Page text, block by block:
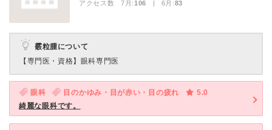
アクセス数 7月:106 | 6月:83
霰粒腫について
【専門医・資格】 眼科専門医
眼科 目のかゆみ・目が赤い・目の疲れ
5.0
綺麗な眼科です。